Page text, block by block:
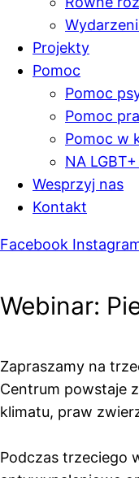
Projekty
Pomoc
Pomoc
Pomoc
Pomoc w
NA
Wesprzyj nas
Kontakt
Facebook
Webinar:
Zapraszamy na
Centrum powstaje
klimatu, praw
Podczas trzeciego